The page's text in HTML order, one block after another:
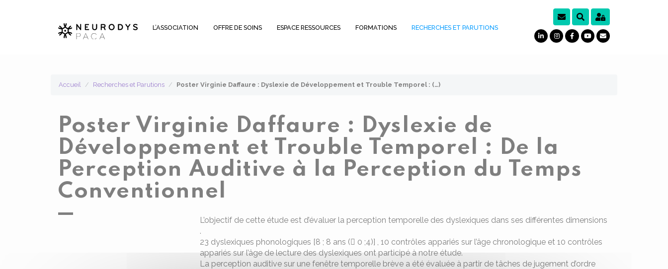
L’ASSOCIATION OFFRE DE SOINS ESPACE RESSOURCES FORMATIONS RECHERCHES ET PARUTIONS
Accueil Recherches et Parutions Poster Virginie Daffaure : Dyslexie de Développement et Trouble Temporel : (…)
Poster Virginie Daffaure : Dyslexie de
Développement et Trouble Temporel : De la
Perception Auditive à la Perception du Temps
Conventionnel
L’objectif de cette étude est d’évaluer la perception temporelle des dyslexiques dans ses différentes dimensions
.
23 dyslexiques phonologiques [8 ; 8 ans ( 0 ;4)] , 10 contrôles appariés sur l’âge chronologique et 10 contrôles
appariés sur l’âge de lecture des dyslexiques ont participé à notre étude.
La perception auditive sur une fenêtre temporelle brève a été évaluée à partir de tâches de jugement d’ordre